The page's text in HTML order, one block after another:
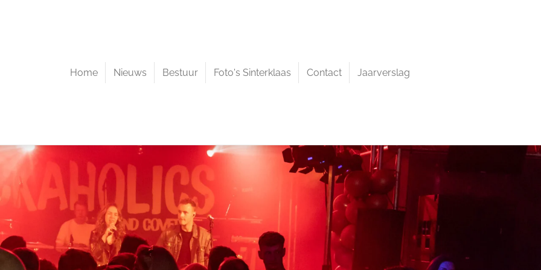
Home Nieuws Bestuur Foto's Sinterklaas Contact Jaarverslag